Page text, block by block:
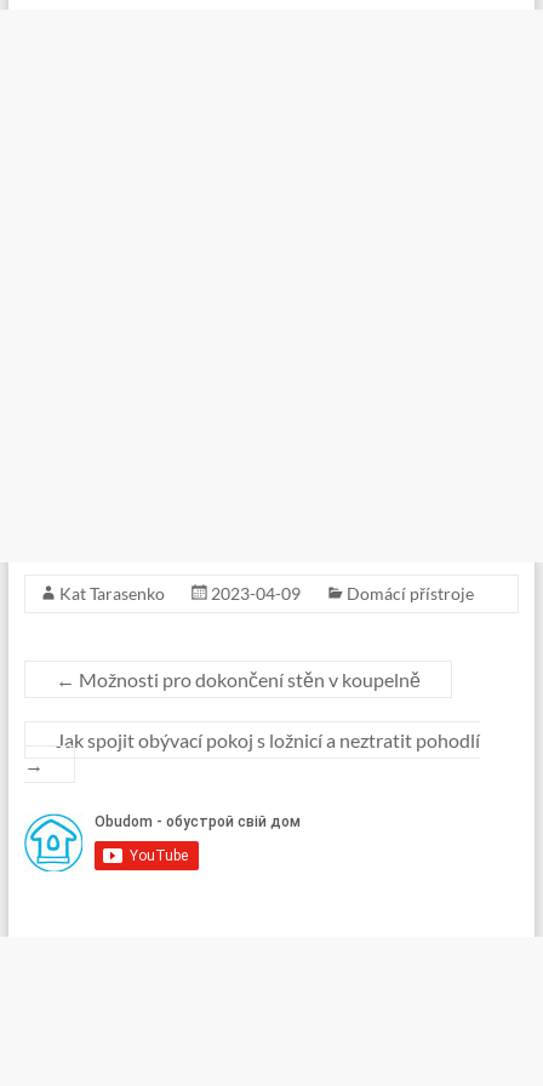
Kat Tarasenko 2023-04-09 Domácí přístroje
← Možnosti pro dokončení stěn v koupelně
Jak spojit obývací pokoj s ložnicí a neztratit pohodlí
→